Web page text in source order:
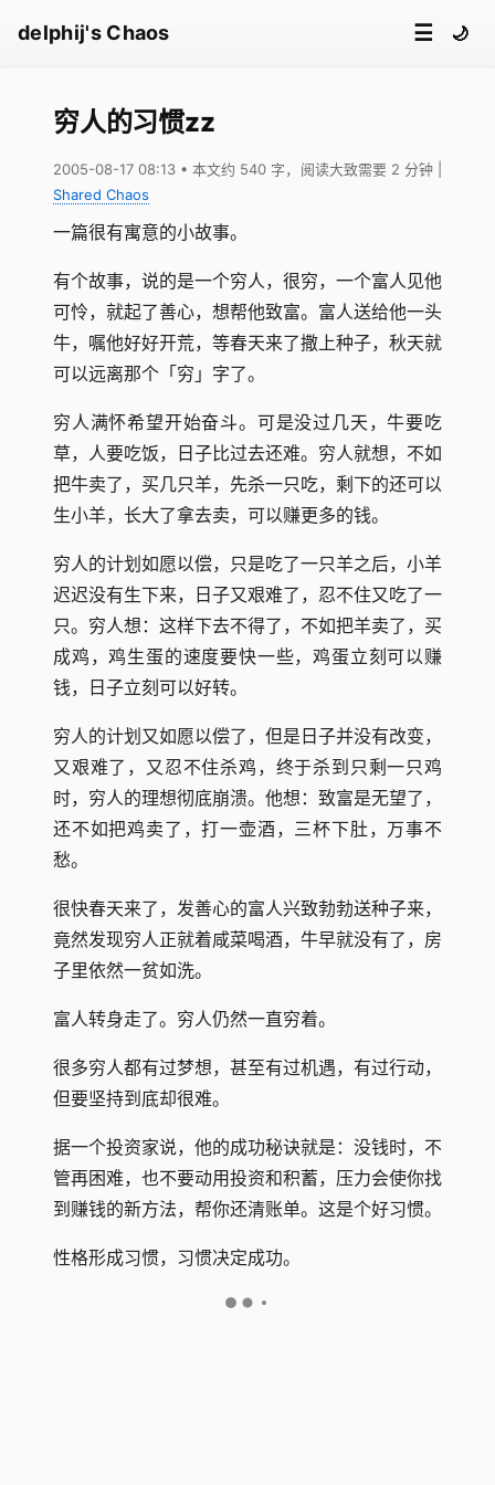
delphij's Chaos ☰ 🌙
穷人的习惯zz
2005-08-17 08:13 • 本文约 540 字，阅读大致需要 2 分钟
Shared Chaos
一篇很有寓意的小故事。
有个故事，说的是一个穷人，很穷，一个富人见他
可怜，就起了善心，想帮他致富。富人送给他一头
牛，嘱他好好开荒，等春天来了撒上种子，秋天就
可以远离那个「穷」字了。
穷人满怀希望开始奋斗。可是没过几天，牛要吃
草，人要吃饭，日子比过去还难。穷人就想，不如
把牛卖了，买几只羊，先杀一只吃，剩下的还可以
生小羊，长大了拿去卖，可以赚更多的钱。
穷人的计划如愿以偿，只是吃了一只羊之后，小羊
迟迟没有生下来，日子又艰难了，忍不住又吃了一
只。穷人想：这样下去不得了，不如把羊卖了，买
成鸡，鸡生蛋的速度要快一些，鸡蛋立刻可以赚
钱，日子立刻可以好转。
穷人的计划又如愿以偿了，但是日子并没有改变，
又艰难了，又忍不住杀鸡，终于杀到只剩一只鸡
时，穷人的理想彻底崩溃。他想：致富是无望了，
还不如把鸡卖了，打一壶酒，三杯下肚，万事不
愁。
很快春天来了，发善心的富人兴致勃勃送种子来，
竟然发现穷人正就着咸菜喝酒，牛早就没有了，房
子里依然一贫如洗。
富人转身走了。穷人仍然一直穷着。
很多穷人都有过梦想，甚至有过机遇，有过行动，
但要坚持到底却很难。
据一个投资家说，他的成功秘诀就是：没钱时，不
管再困难，也不要动用投资和积蓄，压力会使你找
到赚钱的新方法，帮你还清账单。这是个好习惯。
性格形成习惯，习惯决定成功。